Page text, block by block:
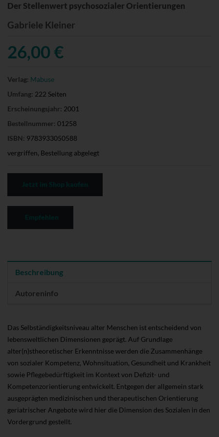
Der Stellenwert psychosozialer Orientierungen
Gabriele Kleiner
26,00 €
Verlag: Mabuse
Umfang: 222 Seiten
Erscheinungsjahr: 2001
Bestellnummer: 01258
ISBN: 9783933050588
vergriffen, Bestellung abgelegt
Beschreibung
Autoreninfo
Das Selbständigkeitsniveau alter Menschen ist entscheidend von
lebensweltlichen Dimensionen geprägt. Auf Grundlage
alter(n)stheoretischer Erkenntnisse werden die Zusammenhänge
von sozialer Kompetenz, Wohnsituation, Gesundheit und Krankheit
sowie Pflegebedürftigkeit im Kontext von Defizit- und
Kompetenzorientierung entwickelt. Entgegen der allgemein stark
ausgeprägten medizinischen und therapeutischen Orientierung
geriatrischer Angebote wird hier die Dimension des Sozialen in den
Vordergrund gestellt.